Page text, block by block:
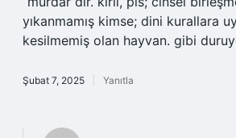
yıkanmamış kimse; dini kurallara
kesilmemiş olan hayvan. gibi
Şubat 7, 2025 Yanıtla